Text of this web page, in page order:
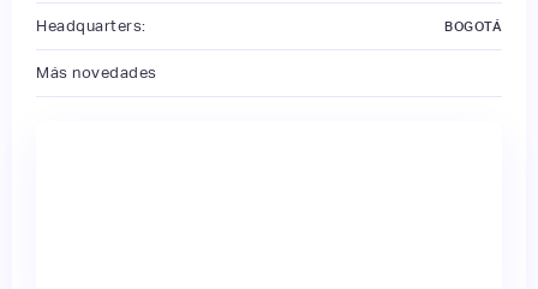
Headquarters: BOGOTÁ
Más novedades